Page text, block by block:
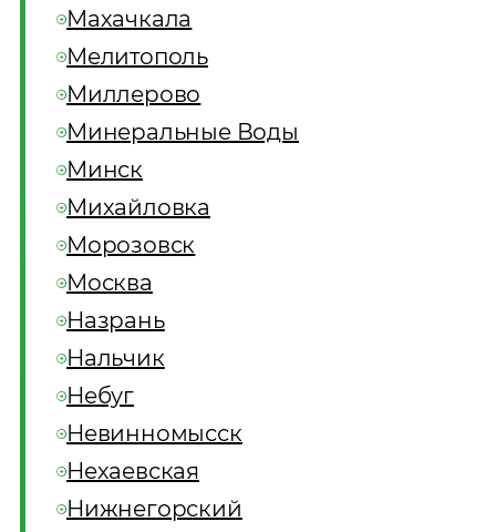
Махачкала
Мелитополь
Миллерово
Минеральные Воды
Минск
Михайловка
Морозовск
Москва
Назрань
Нальчик
Небуг
Невинномысск
Нехаевская
Нижнегорский